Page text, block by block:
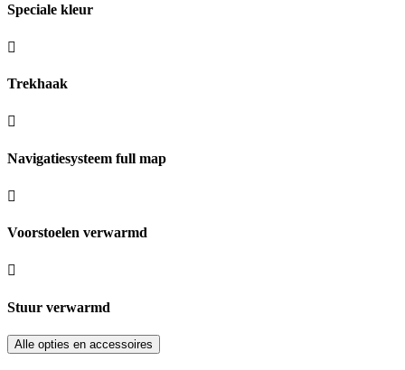
Speciale kleur
Trekhaak
Navigatiesysteem full map
Voorstoelen verwarmd
Stuur verwarmd
Alle opties en accessoires